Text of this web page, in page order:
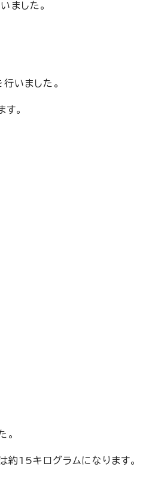
ました。
いました。
。
。
15キログラムになります。